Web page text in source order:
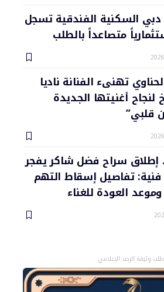
دبي السكنية الفندقية تسجل
متصاعداً بالطلب
تهنىء الفنانة ناديا
لنجاح أغنيتها الجديدة
قلبي”
إطلاق سراح فضل شاكر يفجر
فنية: تفاصيل إسقاط التهم
وموعد العودة للغناء
اطلب وثيقة الرصد الإعلامي